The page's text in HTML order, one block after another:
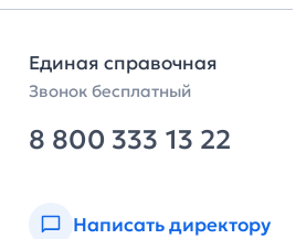
Единая справочная
Звонок бесплатный
8 800 333 13 22
Написать директору